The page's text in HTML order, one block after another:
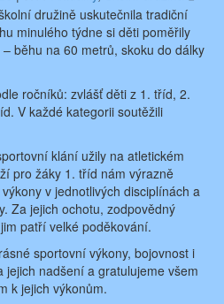
družině uskutečnila tradiční
minulého týdne si děti poměřily
běhu na 60 metrů, skoku do dálky
ročníků: zvlášť děti z 1. tříd, 2.
V každé kategorii soutěžili
klání užily na atletickém
pro žáky 1. tříd nám výrazně
v jednotlivých disciplínách a
Za jejich ochotu, zodpovědný
patří velké poděkování.
sportovní výkony, bojovnost i
jejich nadšení a gratulujeme všem
k jejich výkonům.